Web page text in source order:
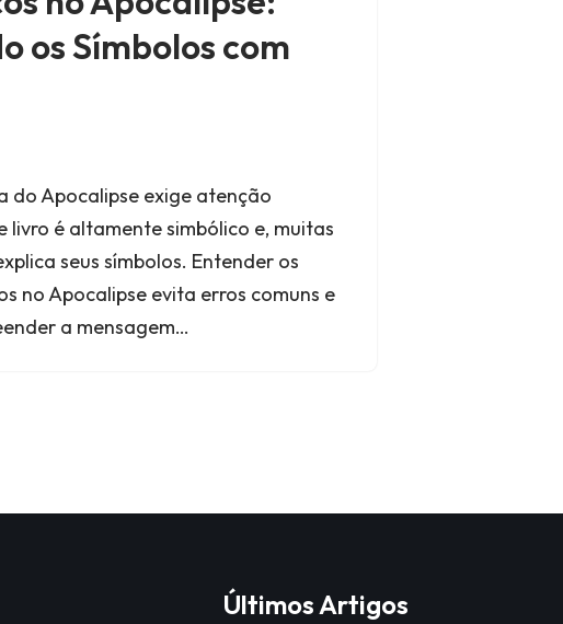
os Símbolos com
do Apocalipse exige atenção
livro é altamente simbólico e, muitas
seus símbolos. Entender os
no Apocalipse evita erros comuns e
a mensagem…
Últimos Artigos